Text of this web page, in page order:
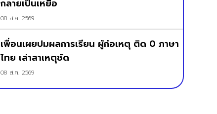
กลายเป็นเหยื่อ
08 ส.ค. 2569
เพื่อนเผยปมผลการเรียน ผู้ก่อเหตุ ติด 0 ภาษา
ไทย เล่าสาเหตุชัด
08 ส.ค. 2569